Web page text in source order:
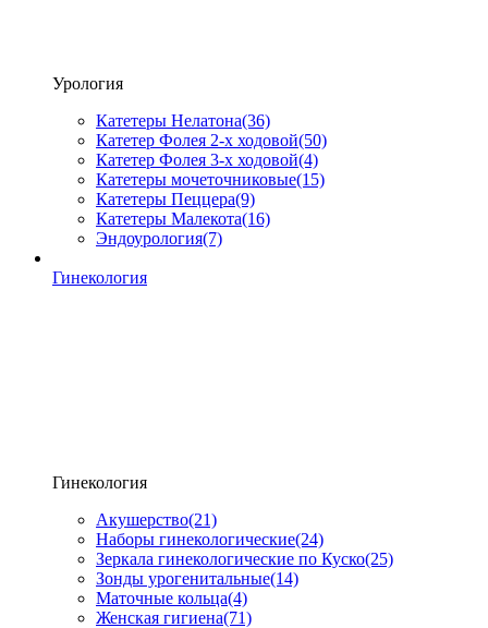
Урология
Катетеры Нелатона(36)
Катетер Фолея 2-х ходовой(50)
Катетер Фолея 3-х ходовой(4)
Катетеры мочеточниковые(15)
Катетеры Пеццера(9)
Катетеры Малекота(16)
Эндоурология(7)
Гинекология
Гинекология
Акушерство(21)
Наборы гинекологические(24)
Зеркала гинекологические по Куско(25)
Зонды урогенитальные(14)
Маточные кольца(4)
Женская гигиена(71)